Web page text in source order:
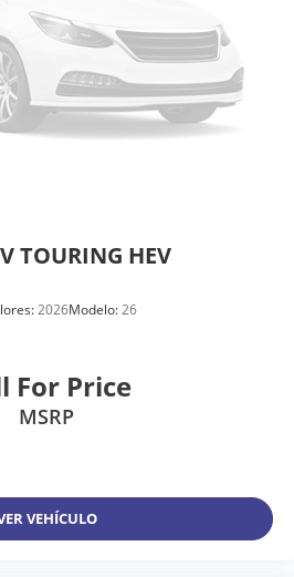
TOURING HEV
2026Modelo:26
For Price
MSRP
VEHÍCULO